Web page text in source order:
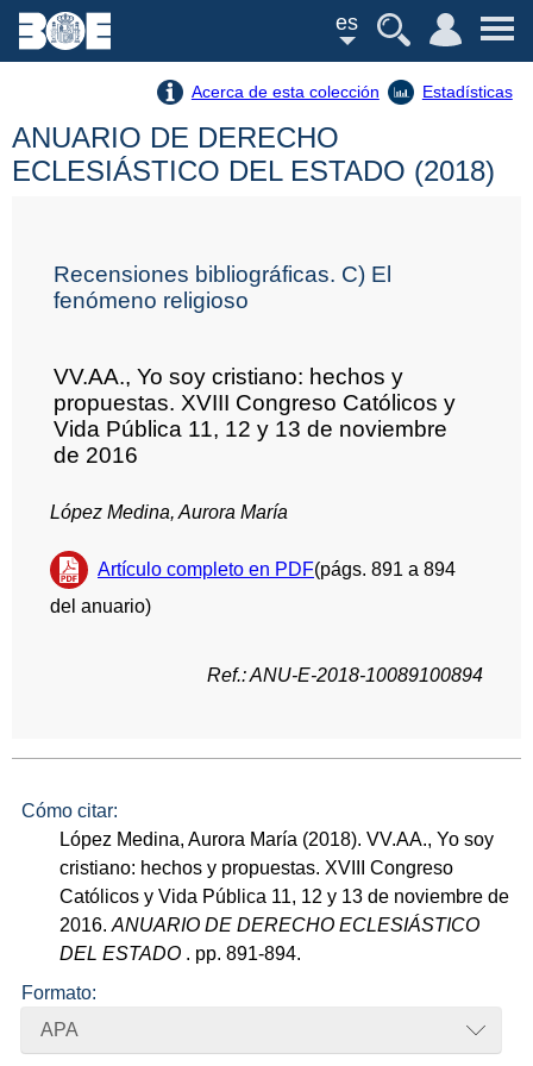
es
Acerca de esta colección Estadísticas
ANUARIO DE DERECHO
ECLESIÁSTICO DEL ESTADO (2018)
Recensiones bibliográficas. C) El
fenómeno religioso
VV.AA., Yo soy cristiano: hechos y
propuestas. XVIII Congreso Católicos y
Vida Pública 11, 12 y 13 de noviembre
de 2016
López Medina, Aurora María
Artículo completo en PDF(págs. 891 a 894
del anuario)
Ref.: ANU-E-2018-10089100894
Cómo citar:
López Medina, Aurora María (2018). VV.AA., Yo soy
cristiano: hechos y propuestas. XVIII Congreso
Católicos y Vida Pública 11, 12 y 13 de noviembre de
2016.ANUARIO DE DERECHO ECLESIÁSTICO
DEL ESTADO . pp. 891-894.
Formato:
APA